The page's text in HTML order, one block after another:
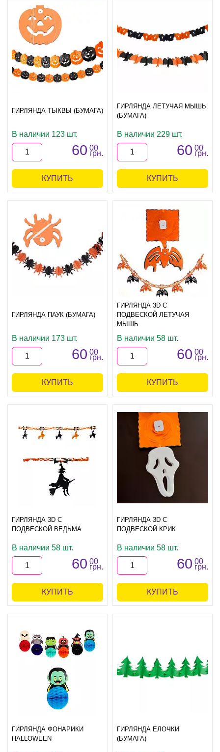
ГИРЛЯНДА ТЫКВЫ (БУМАГА)
В наличии 123 шт.
60 00
грн.
КУПИТЬ
ГИРЛЯНДА ЛЕТУЧАЯ МЫШЬ
(БУМАГА)
В наличии 229 шт.
60 00
грн.
КУПИТЬ
ГИРЛЯНДА ПАУК (БУМАГА)
В наличии 173 шт.
60 00
грн.
КУПИТЬ
ГИРЛЯНДА 3D С
ПОДВЕСКОЙ ЛЕТУЧАЯ
МЫШЬ
В наличии 58 шт.
60 00
грн.
КУПИТЬ
ГИРЛЯНДА 3D С
ПОДВЕСКОЙ ВЕДЬМА
В наличии 58 шт.
60 00
грн.
КУПИТЬ
ГИРЛЯНДА 3D С
ПОДВЕСКОЙ КРИК
В наличии 58 шт.
60 00
грн.
КУПИТЬ
ГИРЛЯНДА ФОНАРИКИ
HALLOWEEN
ГИРЛЯНДА ЕЛОЧКИ
(БУМАГА)